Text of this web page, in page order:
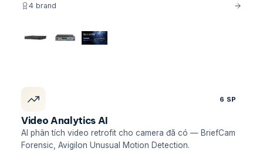
4 brand
6 SP
Video Analytics AI
AI phân tích video retrofit cho camera đã có — BriefCam
Forensic, Avigilon Unusual Motion Detection.